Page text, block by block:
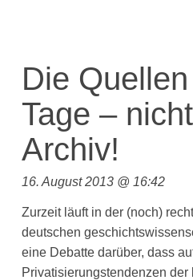
Die
Tage –
Archiv!
16. August 2013 @ 16:42
Zurzeit läuft in der (noch)
deutschen
eine Debatte darüber, dass
Privatisierungstendenzen